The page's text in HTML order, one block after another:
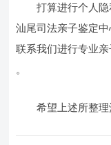
打算进行个人
汕尾司法亲子鉴定
联系我们进行专业
。
希望上述所整理